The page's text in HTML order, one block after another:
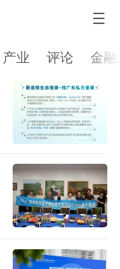
产业 评论 金融